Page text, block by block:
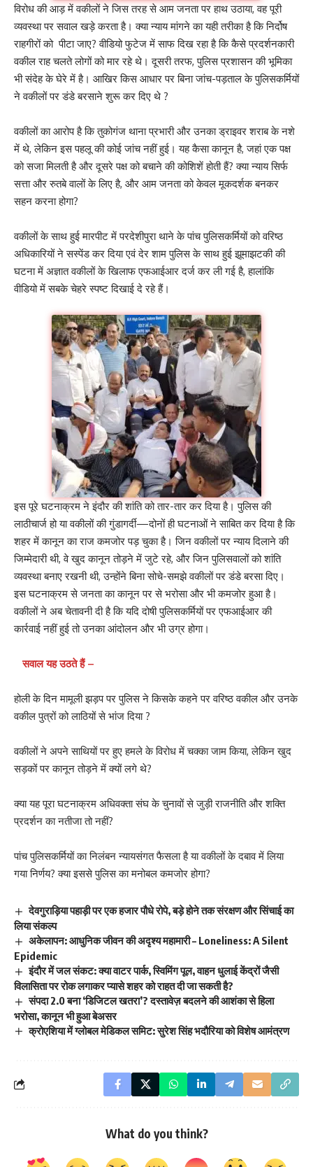
विरोध की आड़ में वकीलों ने जिस तरह से आम जनता पर हाथ उठाया, वह पूरी
व्यवस्था पर सवाल खड़े करता है। क्या न्याय मांगने का यही तरीका है कि निर्दोष
राहगीरों को पीटा जाए? वीडियो फुटेज में साफ दिख रहा है कि कैसे प्रदर्शनकारी
वकील राह चलते लोगों को मार रहे थे। दूसरी तरफ, पुलिस प्रशासन की भूमिका
भी संदेह के घेरे में है। आखिर किस आधार पर बिना जांच-पड़ताल के पुलिसकर्मियों
ने वकीलों पर डंडे बरसाने शुरू कर दिए थे ?
वकीलों का आरोप है कि तुकोगंज थाना प्रभारी और उनका ड्राइवर शराब के नशे
में थे, लेकिन इस पहलू की कोई जांच नहीं हुई। यह कैसा कानून है, जहां एक पक्ष
को सजा मिलती है और दूसरे पक्ष को बचाने की कोशिशें होती हैं? क्या न्याय सिर्फ
सत्ता और रुतबे वालों के लिए है, और आम जनता को केवल मूकदर्शक बनकर
सहन करना होगा?
वकीलों के साथ हुई मारपीट में परदेशीपुरा थाने के पांच पुलिसकर्मियों को वरिष्ठ
अधिकारियों ने सस्पेंड कर दिया एवं देर शाम पुलिस के साथ हुई झूमाझटकी की
घटना में अज्ञात वकीलों के खिलाफ एफआईआर दर्ज कर ली गई है, हालांकि
वीडियो में सबके चेहरे स्पष्ट दिखाई दे रहे हैं।
इस पूरे घटनाक्रम ने इंदौर की शांति को तार-तार कर दिया है। पुलिस की
लाठीचार्ज हो या वकीलों की गुंडागर्दी—दोनों ही घटनाओं ने साबित कर दिया है कि
शहर में कानून का राज कमजोर पड़ चुका है। जिन वकीलों पर न्याय दिलाने की
जिम्मेदारी थी, वे खुद कानून तोड़ने में जुटे रहे, और जिन पुलिसवालों को शांति
व्यवस्था बनाए रखनी थी, उन्होंने बिना सोचे-समझे वकीलों पर डंडे बरसा दिए।
इस घटनाक्रम से जनता का कानून पर से भरोसा और भी कमजोर हुआ है।
वकीलों ने अब चेतावनी दी है कि यदि दोषी पुलिसकर्मियों पर एफआईआर की
कार्रवाई नहीं हुई तो उनका आंदोलन और भी उग्र होगा।
सवाल यह उठते हैं –
होली के दिन मामूली झड़प पर पुलिस ने किसके कहने पर वरिष्ठ वकील और उनके
वकील पुत्रों को लाठियों से भांज दिया ?
वकीलों ने अपने साथियों पर हुए हमले के विरोध में चक्का जाम किया, लेकिन खुद
सड़कों पर कानून तोड़ने में क्यों लगे थे?
क्या यह पूरा घटनाक्रम अधिवक्ता संघ के चुनावों से जुड़ी राजनीति और शक्ति
प्रदर्शन का नतीजा तो नहीं?
पांच पुलिसकर्मियों का निलंबन न्यायसंगत फैसला है या वकीलों के दबाव में लिया
गया निर्णय? क्या इससे पुलिस का मनोबल कमजोर होगा?
देवगुराड़िया पहाड़ी पर एक हजार पौधे रोपे, बड़े होने तक संरक्षण और सिंचाई का
लिया संकल्प
अकेलापन: आधुनिक जीवन की अदृश्य महामारी – Loneliness: A Silent
Epidemic
इंदौर में जल संकट: क्या वाटर पार्क, स्विमिंग पूल, वाहन धुलाई केंद्रों जैसी
विलासिता पर रोक लगाकर प्यासे शहर को राहत दी जा सकती है?
संपदा 2.0 बना ‘डिजिटल खतरा’? दस्तावेज़ बदलने की आशंका से हिला
भरोसा, कानून भी हुआ बेअसर
क्रोएशिया में ग्लोबल मेडिकल समिट: सुरेश सिंह भदौरिया को विशेष आमंत्रण
What do you think?